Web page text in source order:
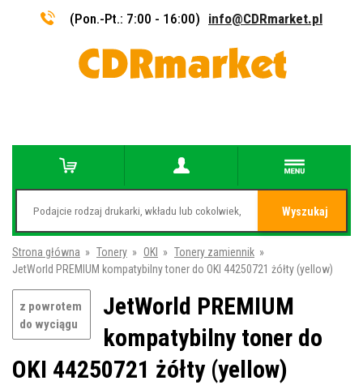
(Pon.-Pt.: 7:00 - 16:00) info@CDRmarket.pl
Wyszukaj
Strona główna » Tonery » OKI » Tonery zamiennik »
JetWorld PREMIUM kompatybilny toner do OKI 44250721 żółty (yellow)
z powrotem
do wyciągu
JetWorld PREMIUM
kompatybilny toner do
OKI 44250721 żółty (yellow)